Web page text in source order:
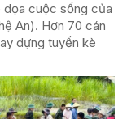
dọa cuộc sống của
An). Hơn 70 cán
dựng tuyến kè